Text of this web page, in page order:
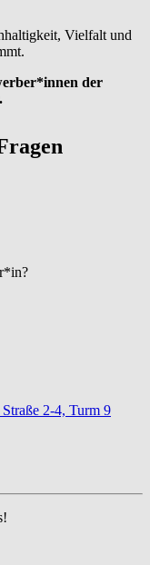
Vielfalt und
der
2-4, Turm 9